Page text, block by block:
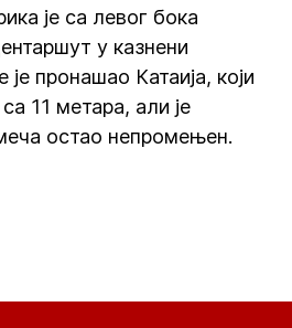
је са левог бока
у казнени
пронашао Катаија, који
11 метара, али је
остао непромењен.